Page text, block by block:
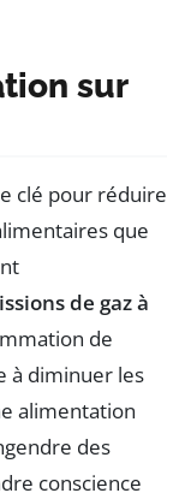
sur
clé pour réduire
que
de gaz à
de
à diminuer les
alimentation
des
conscience